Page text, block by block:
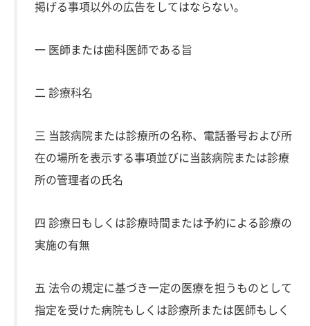
掲げる事項以外の広告をしてはならない。
一 医師または歯科医師である旨
二 診療科名
三 当該病院または診療所の名称、電話番号および所
在の場所を表示する事項並びに当該病院または診療
所の管理者の氏名
四 診療日もしくは診療時間または予約による診療の
実施の有無
五 法令の規定に基づき一定の医療を担うものとして
指定を受けた病院もしくは診療所または医師もしく